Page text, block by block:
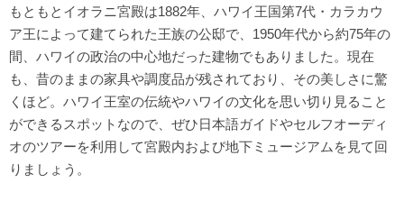
もともとイオラニ宮殿は1882年、ハワイ王国第7代・カラカウ
ア王によって建てられた王族の公邸で、1950年代から約75年の
間、ハワイの政治の中心地だった建物でもありました。現在
も、昔のままの家具や調度品が残されており、その美しさに驚
くほど。ハワイ王室の伝統やハワイの文化を思い切り見ること
ができるスポットなので、ぜひ日本語ガイドやセルフオーディ
オのツアーを利用して宮殿内および地下ミュージアムを見て回
りましょう。